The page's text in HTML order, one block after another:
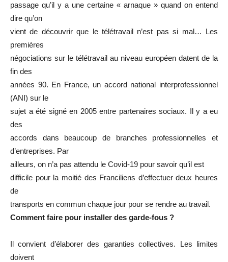
passage qu’il y a une certaine « arnaque » quand on entend
dire qu’on
vient de découvrir que le télétravail n’est pas si mal… Les
premières
négociations sur le télétravail au niveau européen datent de la
fin des
années 90. En France, un accord national interprofessionnel
(ANI) sur le
sujet a été signé en 2005 entre partenaires sociaux. Il y a eu
des
accords dans beaucoup de branches professionnelles et
d’entreprises. Par
ailleurs, on n’a pas attendu le Covid-19 pour savoir qu’il est
difficile pour la moitié des Franciliens d’effectuer deux heures
de
transports en commun chaque jour pour se rendre au travail.
Comment faire pour installer des garde-fous ?
Il convient d’élaborer des garanties collectives. Les limites
doivent